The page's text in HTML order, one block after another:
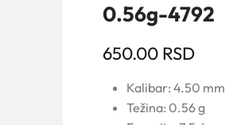
0.56g-4792
650.00 RSD
Kalibar: 4.50 mm
Težina: 0.56 g